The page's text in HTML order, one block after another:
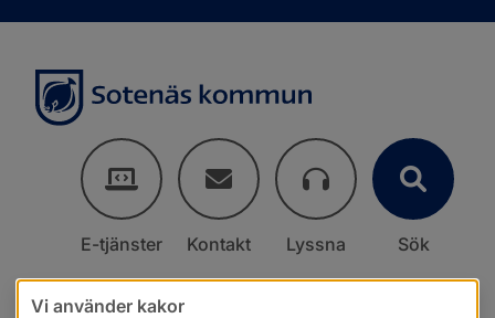
E-tjänster Kontakt Lyssna Sök
Vi använder kakor